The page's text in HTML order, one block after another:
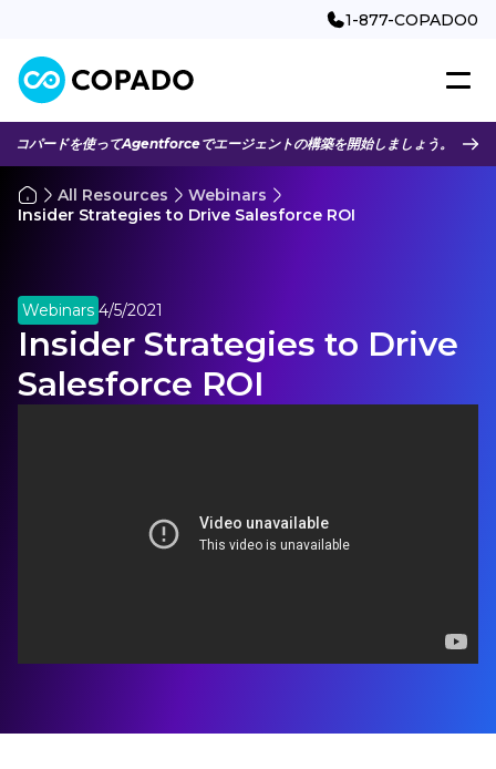
1-877-COPADO0
コパードを使ってAgentforceでエージェントの構築を開始しましょう。
All Resources
Webinars
Insider Strategies to Drive Salesforce ROI
Webinars 4/5/2021
Insider Strategies to Drive
Salesforce ROI